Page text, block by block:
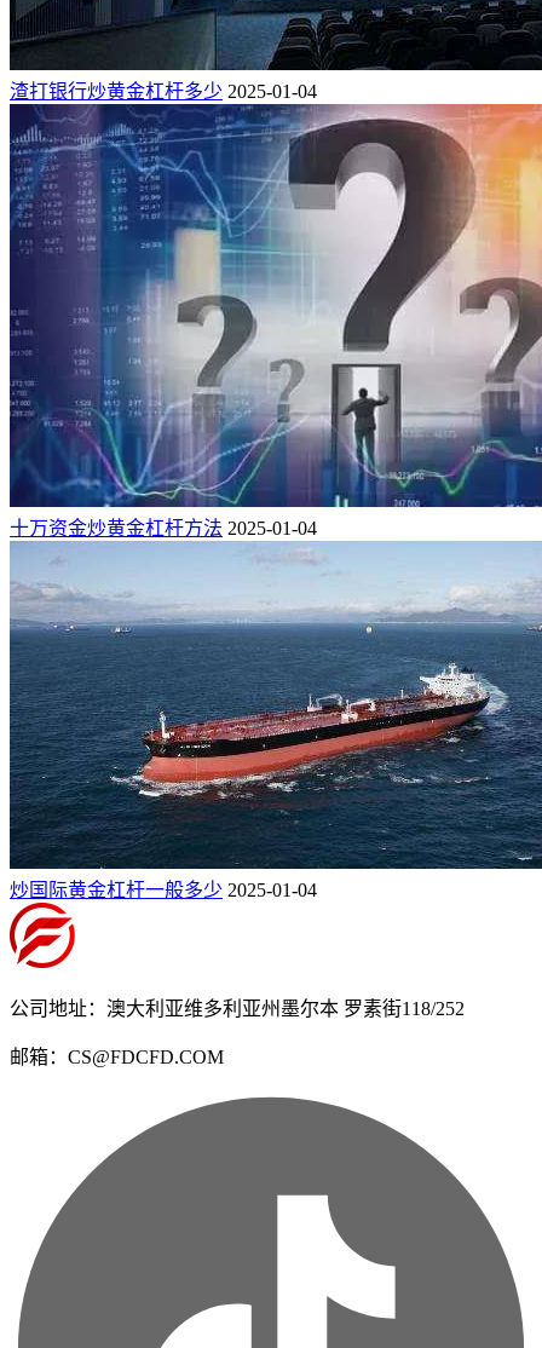
渣打银行炒黄金杠杆多少 2025-01-04
十万资金炒黄金杠杆方法 2025-01-04
炒国际黄金杠杆一般多少 2025-01-04
公司地址：澳大利亚维多利亚州墨尔本 罗素街118/252
邮箱：CS@FDCFD.COM